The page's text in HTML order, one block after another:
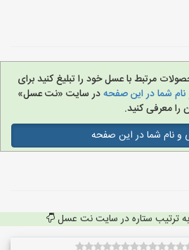
مرتبط با عسل خود را تبلیغ کنید برای
شما در این صفحهدر سایت «نت عسل»
معرفی کنید.
و نام شما در این صفحه
ترتیب ستاره در سایت نت عسل